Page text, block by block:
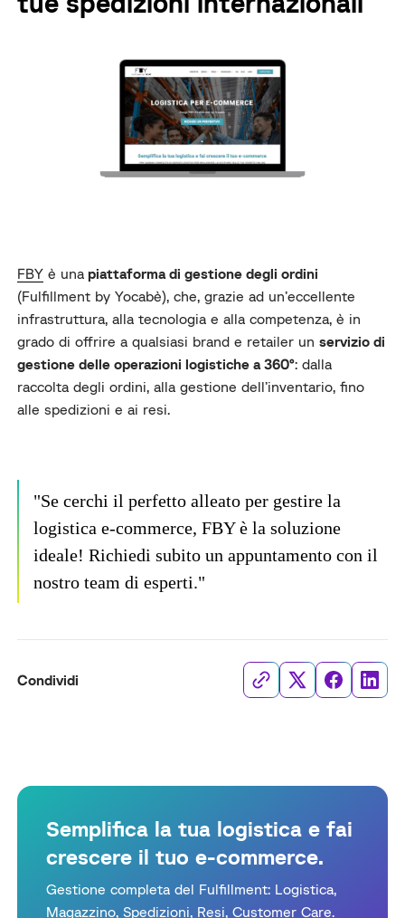
FBY è una piattaforma di gestione degli ordini
(Fulfillment by Yocabè), che, grazie ad un’eccellente
infrastruttura, alla tecnologia e alla competenza, è in
grado di offrire a qualsiasi brand e retailer unservizio di
gestione delle operazioni logistiche a 360°: dalla
raccolta degli ordini, alla gestione dell’inventario, fino
alle spedizioni e ai resi.
"Se cerchi il perfetto alleato per gestire la
logistica e-commerce, FBY è la soluzione
ideale! Richiedi subito un appuntamento con il
nostro team di esperti."
Condividi
Semplifica la tua logistica e fai
crescere il tuo e-commerce.
Gestione completa del Fulfillment: Logistica,
Magazzino, Spedizioni, Resi, Customer Care.